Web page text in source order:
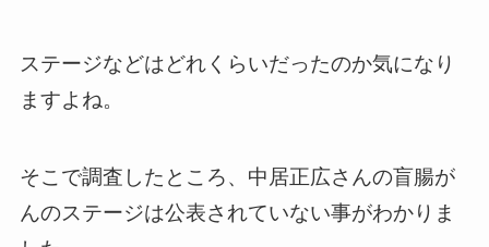
ステージなどはどれくらいだったのか気になり
ますよね。
そこで調査したところ、中居正広さんの盲腸が
んのステージは公表されていない事がわかりま